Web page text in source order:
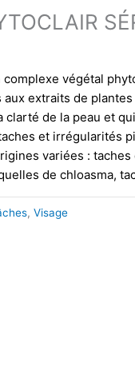
végétal
extraits de plantes
clarté de la peau et
et irrégularités
variées :
de chloasma,
, Visage